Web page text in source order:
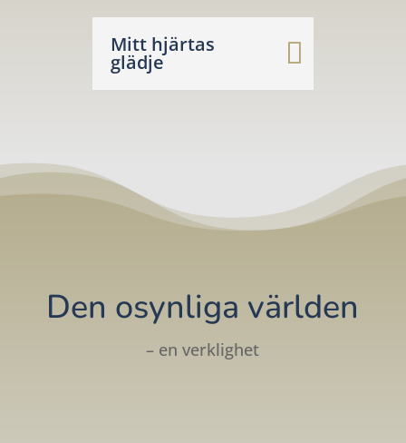
Mitt hjärtas
glädje
Den osynliga världen
– en verklighet